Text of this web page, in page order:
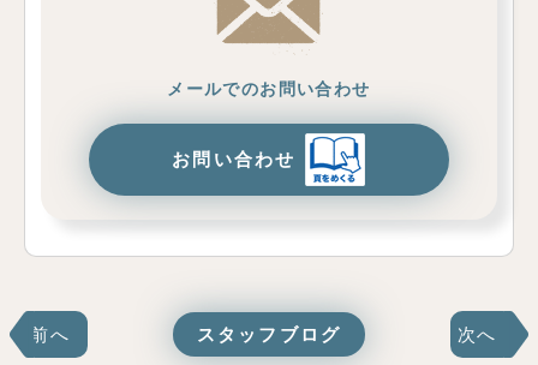
メールでのお問い合わせ
お問い合わせ
前へ スタッフブログ 次へ